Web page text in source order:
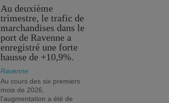
Au deuxième
trimestre, le trafic de
marchandises dans le
port de Ravenne a
enregistré une forte
hausse de +10,9%.
Ravenne
Au cours des six premiers
mois de 2026,
l'augmentation a été de